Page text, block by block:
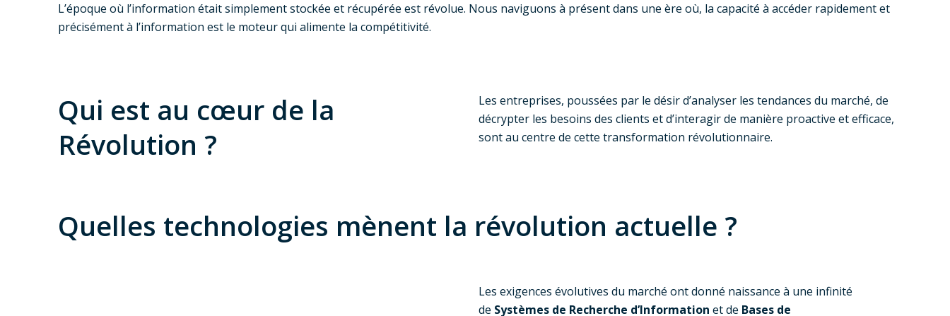
L’époque où l’information était simplement stockée et récupérée est révolue. Nous naviguons à présent dans une ère où, la capacité à accéder rapidement et
précisément à l’information est le moteur qui alimente la compétitivité.
Qui est au cœur de la
Révolution ?
Les entreprises, poussées par le désir d’analyser les tendances du marché, de
décrypter les besoins des clients et d’interagir de manière proactive et efficace,
sont au centre de cette transformation révolutionnaire.
Quelles technologies mènent la révolution actuelle ?
Les exigences évolutives du marché ont donné naissance à une infinité
de Systèmes de Recherche d’Information et de Bases de